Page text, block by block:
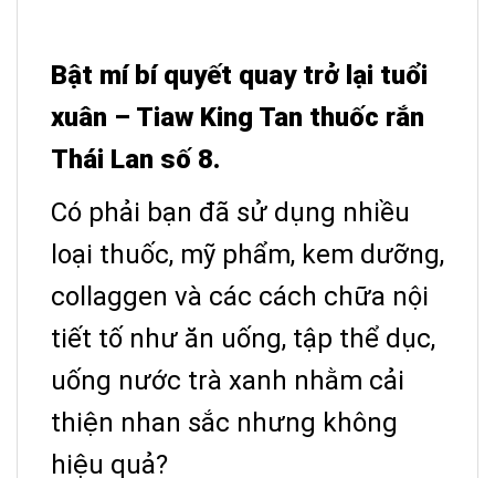
Bật mí bí quyết quay trở lại tuổi
xuân – Tiaw King Tan thuốc rắn
Thái Lan số 8.
Có phải bạn đã sử dụng nhiều
loại thuốc, mỹ phẩm, kem dưỡng,
collaggen và các cách chữa nội
tiết tố như ăn uống, tập thể dục,
uống nước trà xanh nhằm cải
thiện nhan sắc nhưng không
hiệu quả?